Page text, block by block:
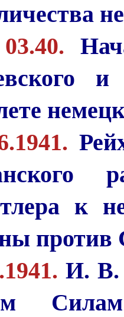
и
к
против
И. В.